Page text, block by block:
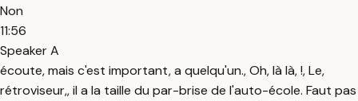
Non
11:56
Speaker A
écoute, mais c'est important, a quelqu'un., Oh, là là, !, Le,
rétroviseur,, il a la taille du par-brise de l'auto-école. Faut pas